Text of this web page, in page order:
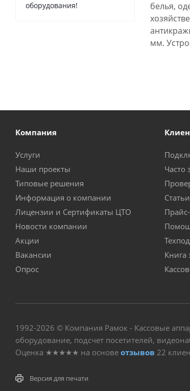
белья,
мм.
оборудования!
Компания
Услуги
Наши проекты
Типовые решения
Информация о компании
Лицензии и Сертификаты ЦТО
Новости компании
Акции
Вакансии
Опрос
Часто
Статьи
Книга
1992-2026 © Компания Рамок - Кассовые
оборудование, подсчет посетителей,
Оценка ★★★★★ на основе отзывов 22
Версия для печати